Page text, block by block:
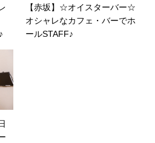
【赤坂】☆オイスターバー☆
オシャレなカフェ・バーでホ
ールSTAFF♪